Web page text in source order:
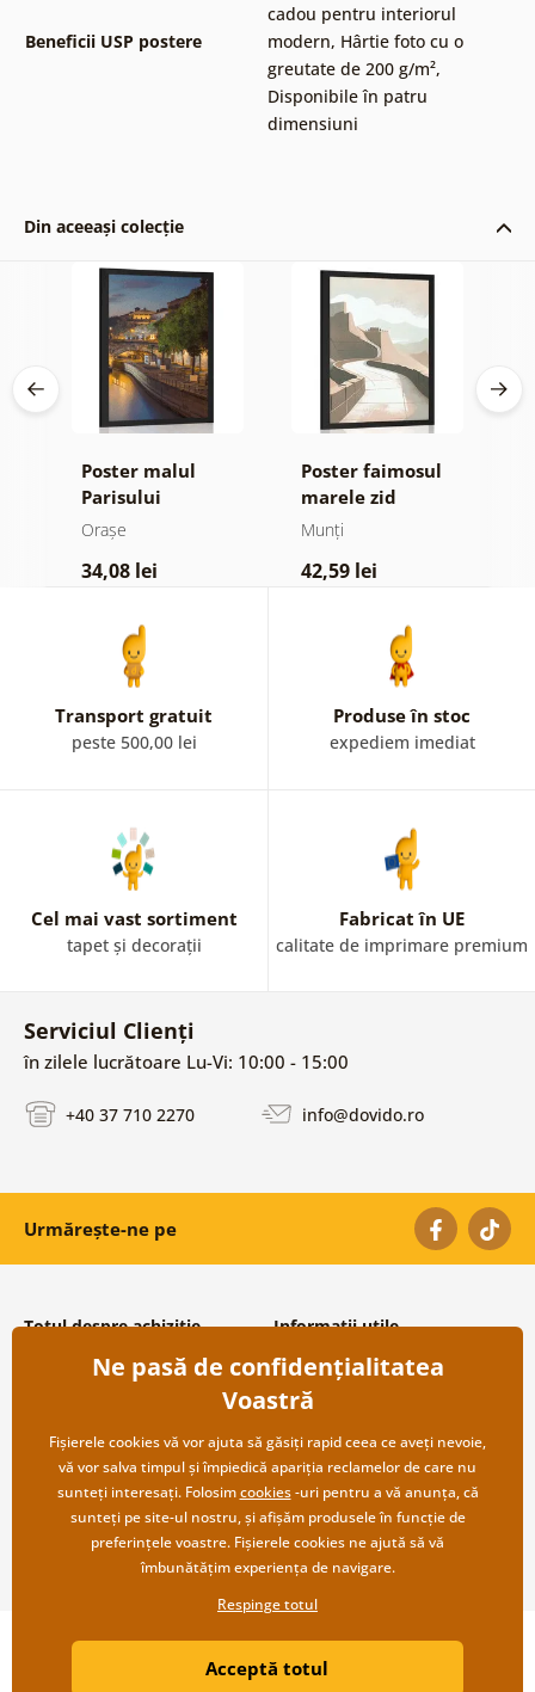
Beneficii USP postere
cadou pentru interiorul
modern, Hârtie foto cu o
greutate de 200 g/m²,
Disponibile în patru
dimensiuni
Din aceeași colecție
Poster malul
Parisului
Orașe
34,08 lei
Poster faimosul
marele zid
Chinezesc
Munți
42,59 lei
Transport gratuit
peste 500,00 lei
Produse în stoc
expediem imediat
Cel mai vast sortiment
tapet și decorații
Fabricat în UE
calitate de imprimare premium
Serviciul Clienți
în zilele lucrătoare Lu-Vi: 10:00 - 15:00
+40 37 710 2270 info@dovido.ro
Urmărește-ne pe
Totul despre achiziție
Condiții și termeni generali
Protecția datelor personale
Transport și modalități de plată
Returnare
Informații utile
Despre noi
Întrebări frecvente
Contacte
Cooperare angro
Copyright ©2019 © Dovido.ro.
Litvanyi.sk| Magazinul online a fost creat de
Ne pasă de confidențialitatea
Voastră
Fișierele cookies vă vor ajuta să găsiți rapid ceea ce aveți nevoie,
vă vor salva timpul și împiedică apariția reclamelor de care nu
sunteți interesați. Folosimcookies-uri pentru a vă anunța, că
sunteți pe site-ul nostru, și afișăm produsele în funcție de
preferințele voastre. Fișierele cookies ne ajută să vă
îmbunătățim experiența de navigare.
Respinge totul
Acceptă totul